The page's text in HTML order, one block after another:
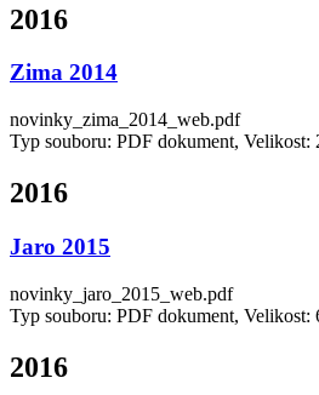
2016
Zima 2014
novinky_zima_2014_web.pdf
Typ souboru: PDF dokument, Velikost:
2016
Jaro 2015
novinky_jaro_2015_web.pdf
Typ souboru: PDF dokument, Velikost:
2016